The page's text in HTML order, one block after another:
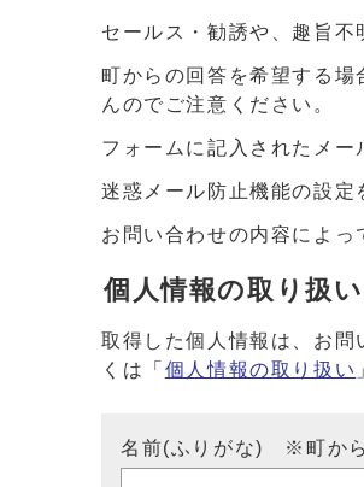
セールス・勧誘や、趣旨不
町からの回答を希望する
んのでご注意ください。
フォームに記入されたメー
迷惑メール防止機能の設
お問い合わせの内容によっ
個人情報の取り扱
取得した個人情報は、お
くは「 個人情報の取り扱い
名前(ふりがな) ※町から